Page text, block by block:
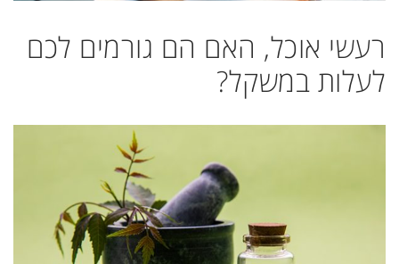
רעשי אוכל, האם הם גורמים לכם
לעלות במשקל?